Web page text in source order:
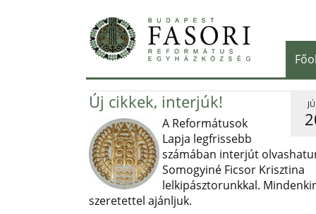
Új cikkek, interjúk!
A Reformátusok
Lapja legfrissebb
számában interjút
Somogyiné Ficsor Krisztina
lelkipásztorunkkal.
szeretettel ajánljuk.